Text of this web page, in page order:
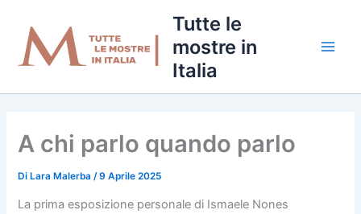
contenuto
Tutte le
mostre in
Italia
A chi parlo quando parlo
Di Lara Malerba/9 Aprile 2025
La prima esposizione personale di Ismaele Nones